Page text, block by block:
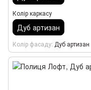
Колір каркасу
Дуб артизан
Колір фасаду Дуб артизан